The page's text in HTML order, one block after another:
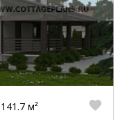
141.7 м²